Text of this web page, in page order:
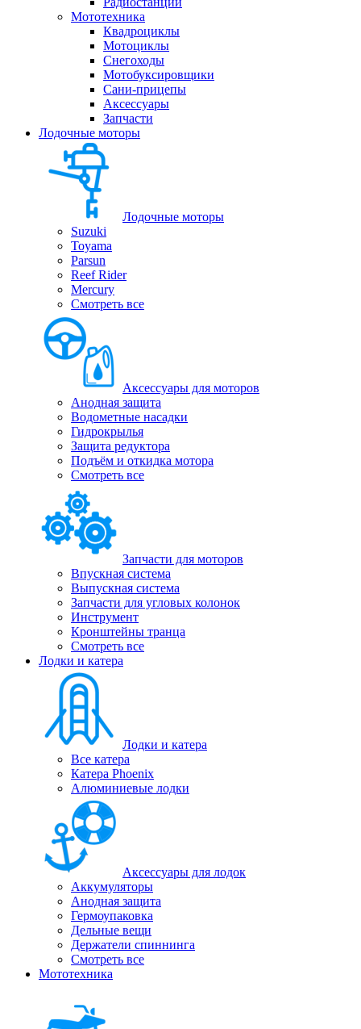
Мототехника
Квадроциклы
Мотоциклы
Снегоходы
Мотобуксировщики
Сани-прицепы
Аксессуары
Запчасти
Лодочные моторы
Лодочные моторы
Suzuki
Toyama
Parsun
Reef Rider
Mercury
Смотреть все
Аксессуары для моторов
Анодная защита
Водометные насадки
Гидрокрылья
Защита редуктора
Подъём и откидка мотора
Смотреть все
Запчасти для моторов
Впускная система
Выпускная система
Запчасти для угловых колонок
Инструмент
Кронштейны транца
Смотреть все
Лодки и катера
Лодки и катера
Все катера
Катера Phoenix
Алюминиевые лодки
Аксессуары для лодок
Аккумуляторы
Анодная защита
Гермоупаковка
Дельные вещи
Держатели спиннинга
Смотреть все
Мототехника